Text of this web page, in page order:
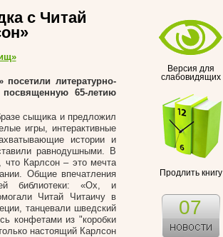
Версия для
слабовидящих
Продлить книгу
07
с Читай
литературно-
65-летию
сыщика и предложил
игры, интерактивные
истории и
равнодушными. В
что Карлсон – это мечта
Общие впечатления
библиотеки: «Ох, и
Читай Читаичу в
танцевали шведский
конфетами из "коробки
настоящий Карлсон